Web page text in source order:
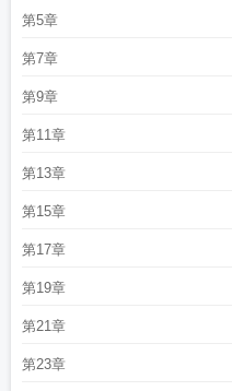
率合意牵线公众号真的假的 不合意
抵销没有溯及力
合意之下
意思合意贷款规模
费读漫画下拉式土豪漫画
别合意友来情不厌知心人至话投机
第5章
第7章
第9章
第11章
第13章
第15章
第17章
第19章
第21章
第23章